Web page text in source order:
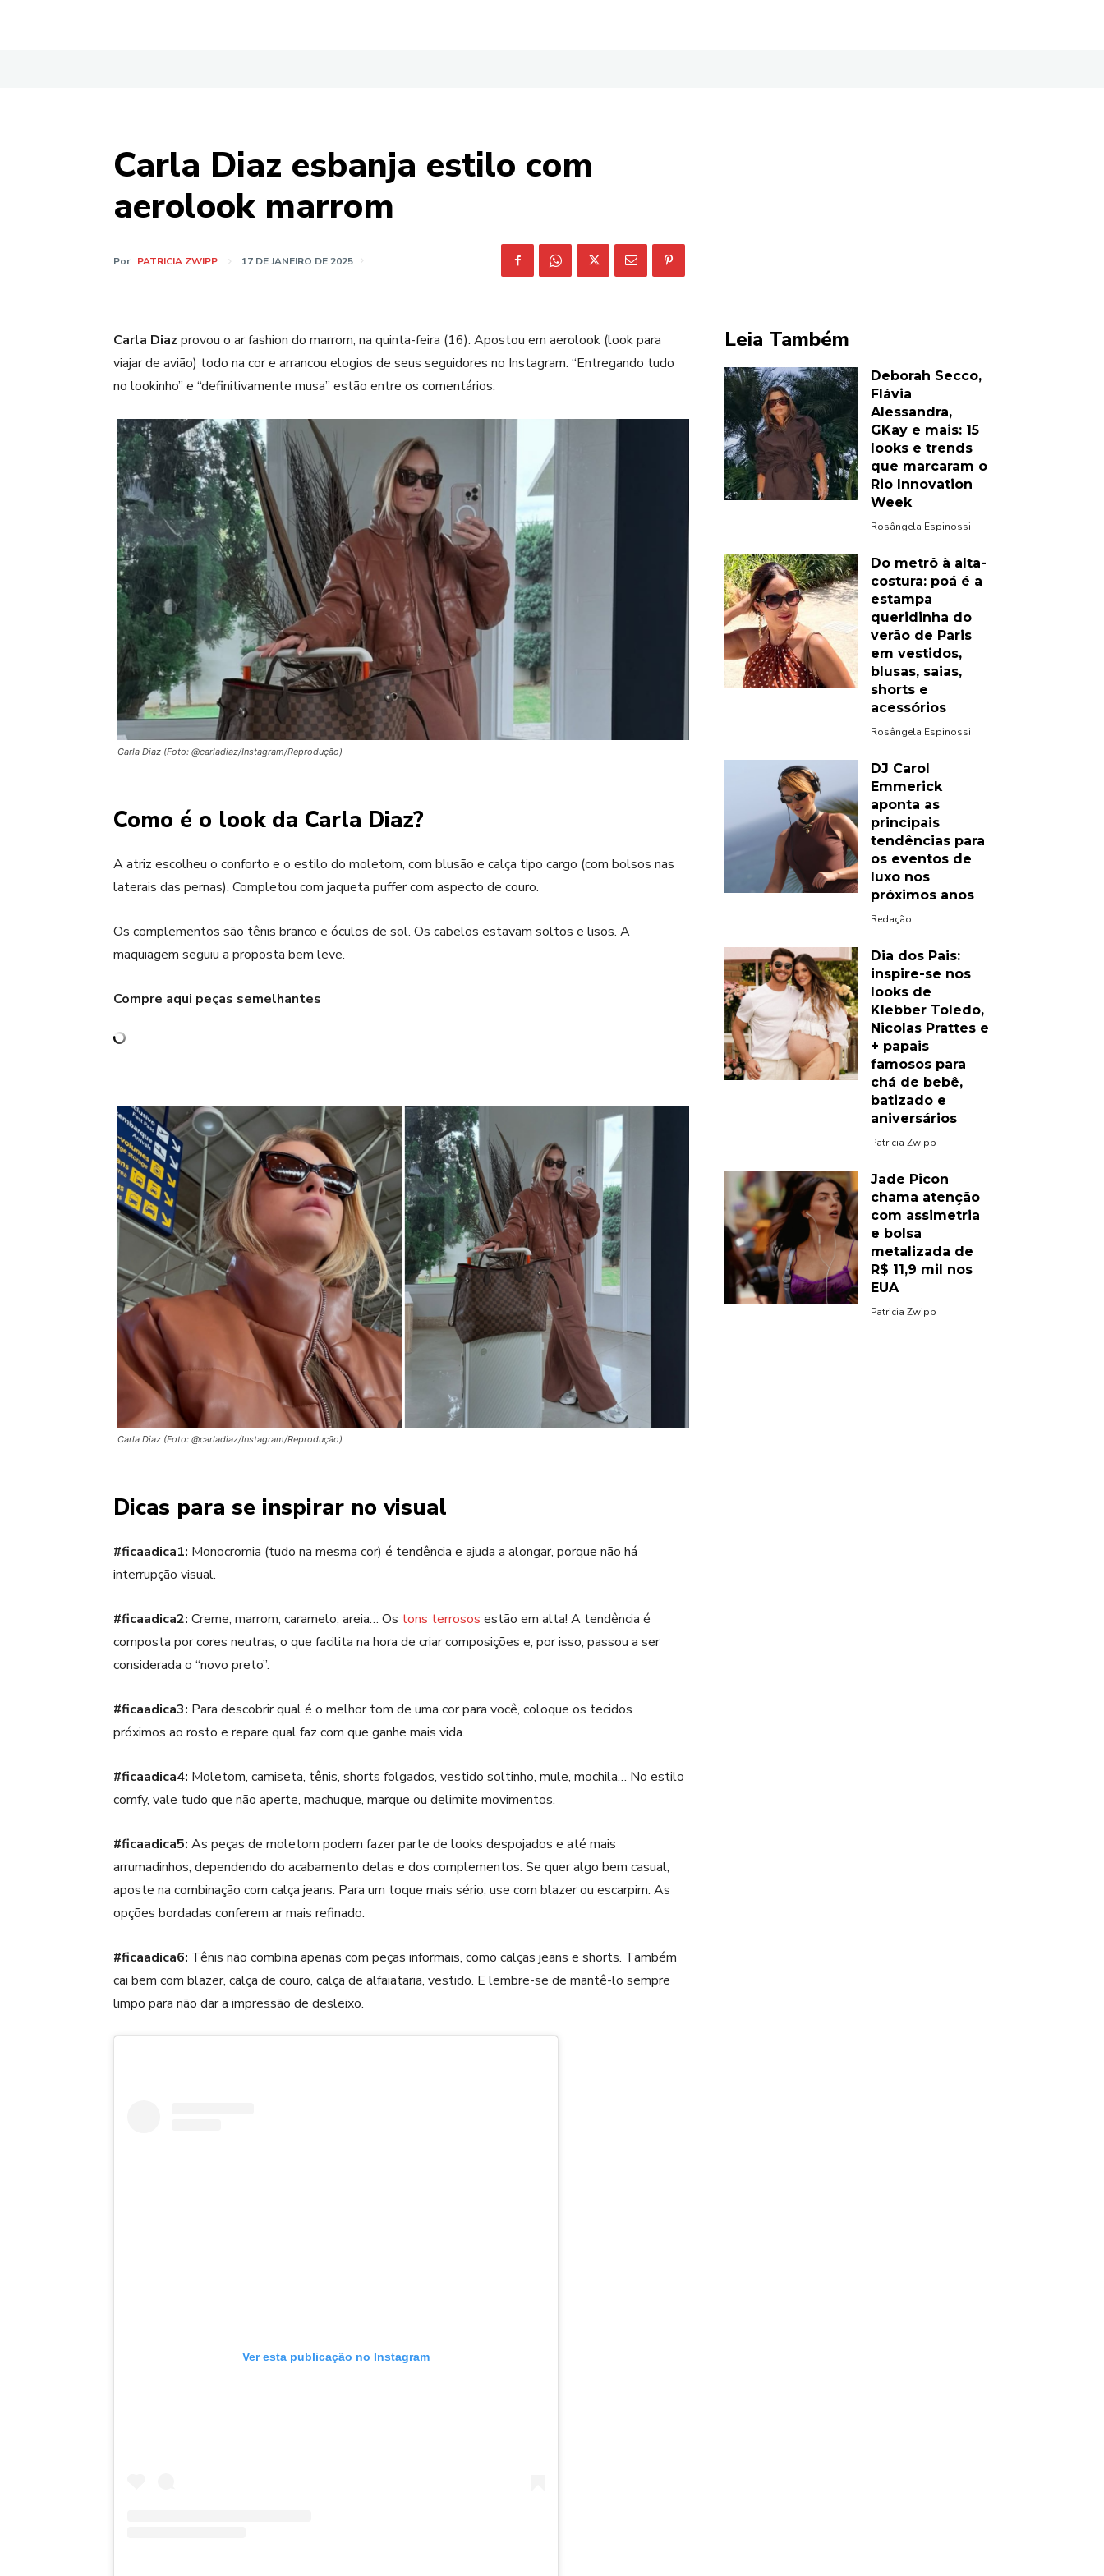
Carla Diaz esbanja estilo com
aerolook marrom
Por PATRICIA ZWIPP 17 DE JANEIRO DE 2025
Carla Diaz provou o ar fashion do marrom, na quinta-feira (16). Apostou em aerolook (look para
viajar de avião) todo na cor e arrancou elogios de seus seguidores no Instagram. “Entregando tudo
no lookinho” e “definitivamente musa” estão entre os comentários.
Carla Diaz (Foto: @carladiaz/Instagram/Reprodução)
Como é o look da Carla Diaz?
A atriz escolheu o conforto e o estilo do moletom, com blusão e calça tipo cargo (com bolsos nas
laterais das pernas). Completou com jaqueta puffer com aspecto de couro.
Os complementos são tênis branco e óculos de sol. Os cabelos estavam soltos e lisos. A
maquiagem seguiu a proposta bem leve.
Compre aqui peças semelhantes
Carla Diaz (Foto: @carladiaz/Instagram/Reprodução)
Dicas para se inspirar no visual
#ficaadica1: Monocromia (tudo na mesma cor) é tendência e ajuda a alongar, porque não há
interrupção visual.
#ficaadica2: Creme, marrom, caramelo, areia… Os tons terrosos estão em alta! A tendência é
composta por cores neutras, o que facilita na hora de criar composições e, por isso, passou a ser
considerada o “novo preto”.
#ficaadica3: Para descobrir qual é o melhor tom de uma corpara você, coloque os tecidos
próximos ao rosto e repare qual faz com que ganhe mais vida.
#ficaadica4: Moletom, camiseta, tênis, shorts folgados, vestido soltinho, mule, mochila… No estilo
comfy, vale tudo que não aperte, machuque, marque ou delimite movimentos.
#ficaadica5: As peças de moletom podem fazer parte de looks despojados e até mais
arrumadinhos, dependendo do acabamento delas e dos complementos. Se quer algo bem casual,
aposte na combinação com calça jeans. Para um toque mais sério, use com blazer ou escarpim. As
opções bordadas conferem ar mais refinado.
#ficaadica6: Tênis não combina apenas com peças informais, como calças jeans e shorts. Também
cai bem com blazer, calça de couro, calça de alfaiataria, vestido. E lembre-se de mantê-lo sempre
limpo para não dar a impressão de desleixo.
Ver esta publicação no Instagram
Leia Também
Deborah Secco,
Flávia
Alessandra,
GKay e mais: 15
looks e trends
que marcaram o
Rio Innovation
Week
Rosângela Espinossi
Do metrô à alta-
costura: poá é a
estampa
queridinha do
verão de Paris
em vestidos,
blusas, saias,
shorts e
acessórios
Rosângela Espinossi
DJ Carol
Emmerick
aponta as
principais
tendências para
os eventos de
luxo nos
próximos anos
Redação
Dia dos Pais:
inspire-se nos
looks de
Klebber Toledo,
Nicolas Prattes e
+ papais
famosos para
chá de bebê,
batizado e
aniversários
Patricia Zwipp
Jade Picon
chama atenção
com assimetria
e bolsa
metalizada de
R$ 11,9 mil nos
EUA
Patricia Zwipp